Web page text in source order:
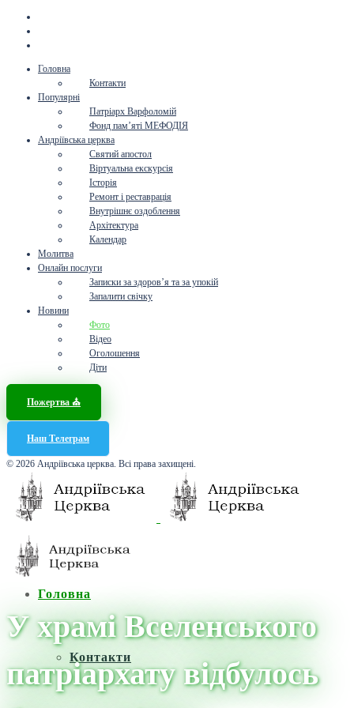
Головна
Контакти
Популярні
Патріарх Варфоломій
Фонд пам’яті МЕФОДІЯ
Андріївська церква
Святий апостол
Віртуальна екскурсія
Історія
Ремонт і реставрація
Внутрішнє оздоблення
Архітектура
Календар
Молитва
Онлайн послуги
Записки за здоров’я та за упокій
Запалити свічку
Новини
Фото
Відео
Оголошення
Діти
Пожертва ⛪️
Наш Телеграм
© 2026 Андріївська церква. Всі права захищені.
Головна
Контакти
У храмі Вселенського
патріархату відбулось